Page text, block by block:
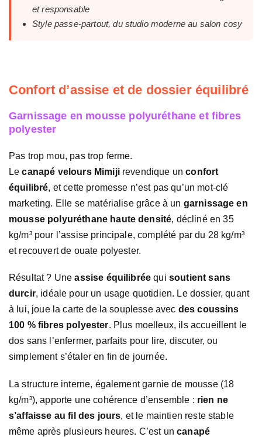
et responsable
Style passe-partout, du studio moderne au salon cosy
Confort d’assise et de dossier équilibré
Garnissage en mousse polyuréthane et fibres
polyester
Pas trop mou, pas trop ferme.
Lecanapé velours Mimijirevendique unconfort
équilibré, et cette promesse n’est pas qu’un mot-clé
marketing. Elle se matérialise grâce à un garnissage en
mousse polyuréthane haute densité, décliné en 35
kg/m³ pour l’assise principale, complété par du 28 kg/m³
et recouvert de ouate polyester.
Résultat ? Uneassise équilibrée qui soutient sans
durcir, idéale pour un usage quotidien. Le dossier, quant
à lui, joue la carte de la souplesse avec des coussins
100 % fibres polyester. Plus moelleux, ils accueillent le
dos sans l’enfermer, parfaits pour lire, discuter, ou
simplement s’étaler en fin de journée.
La structure interne, également garnie de mousse (18
kg/m³), apporte une cohérence d’ensemble : rien ne
s’affaisse au fil des jours, et le maintien reste stable
même après plusieurs heures. C’est uncanapé